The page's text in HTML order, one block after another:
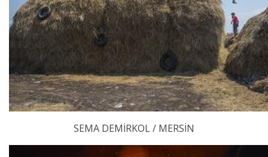
SEMA DEMİRKOL / MERSİN